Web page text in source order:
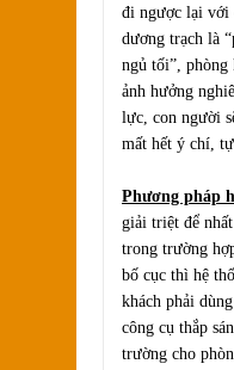
đi ngược lại với
dương trạch là
ngủ tối”, phòng
ảnh hưởng
lực, con người
mất hết ý chí,
Phương pháp
giải triệt để
trong trường
bố cục thì hệ
khách phải
công cụ thắp
trường cho